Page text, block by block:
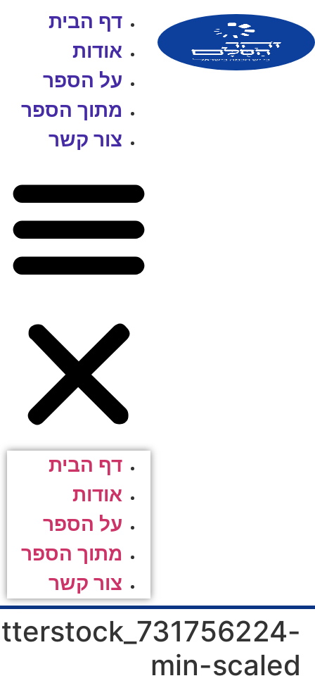
דף הבית
אודות
על הספר
מתוך הספר
צור קשר
דף הבית
אודות
על הספר
מתוך הספר
צור קשר
min-scaled